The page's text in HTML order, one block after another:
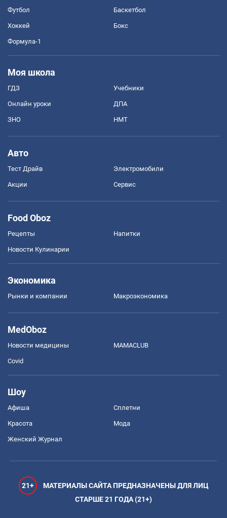
Футбол Баскетбол
Хоккей Бокс
Формула-1
Моя школа
ГДЗ Учебники
Онлайн уроки ДПА
ЗНО НМТ
Авто
Тест Драйв Электромобили
Акции Сервис
Food Oboz
Рецепты Напитки
Новости Кулинарии
Экономика
Рынки и компании Mакроэкономика
MedOboz
Новости медицины MAMACLUB
Covid
Шоу
Афиша Сплетни
Красота Мода
Женский Журнал
21+
МАТЕРИАЛЫ САЙТА ПРЕДНАЗНАЧЕНЫ ДЛЯ ЛИЦ
СТАРШЕ 21 ГОДА (21+)